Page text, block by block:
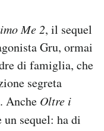
Me 2, il sequel
Gru, ormai
di famiglia, che
segreta
Anche Oltre i
un sequel: ha di